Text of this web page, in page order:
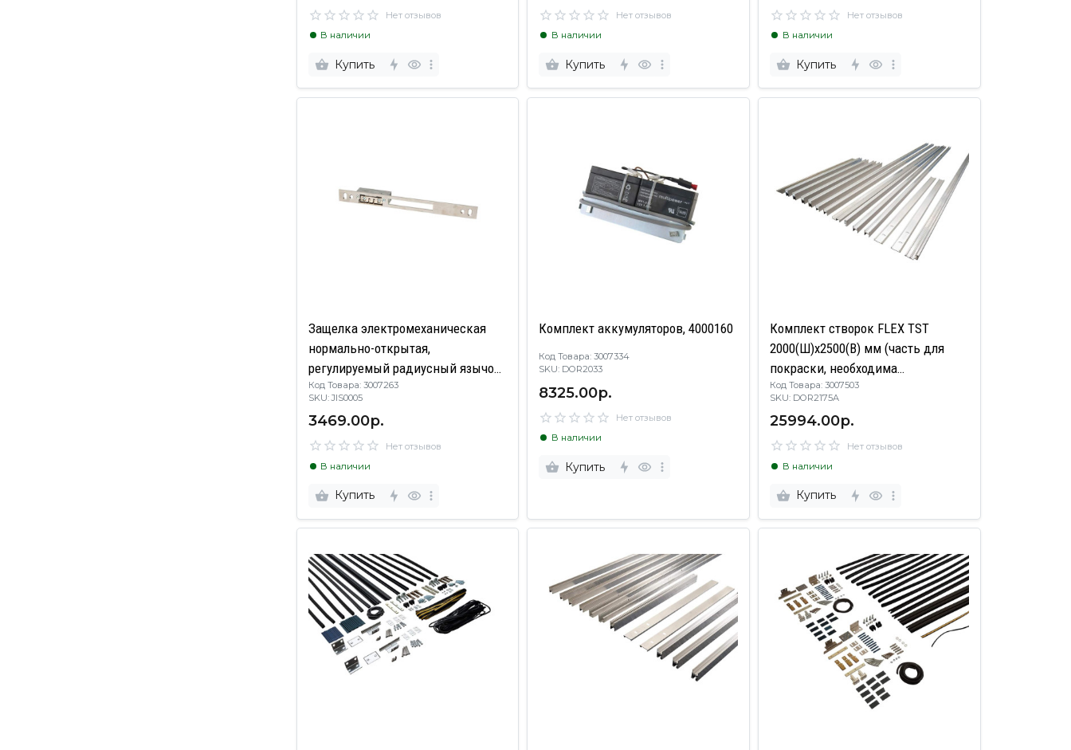
Нет отзывов
В наличии
Купить
Нет отзывов
В наличии
Купить
Нет отзывов
В наличии
Купить
Защелка электромеханическая
нормально-открытая,
регулируемый радиусный язычок,
12В DC, ответная планка, 1411 RT
Код Товара: 3007263
SKU: JIS0005
3469.00р.
Нет отзывов
В наличии
Купить
Комплект аккумуляторов, 4000160
Код Товара: 3007334
SKU: DOR2033
8325.00р.
Нет отзывов
В наличии
Купить
Комплект створок FLEX TST
2000(Ш)x2500(В) мм (часть для
покраски, необходима
комплектация артикулом
стекло, 8 мм, стеклопакет 22 мм,
без стекла, 8020228)
Код Товара: 3007503
SKU: DOR2175A
25994.00р.
Нет отзывов
В наличии
Купить